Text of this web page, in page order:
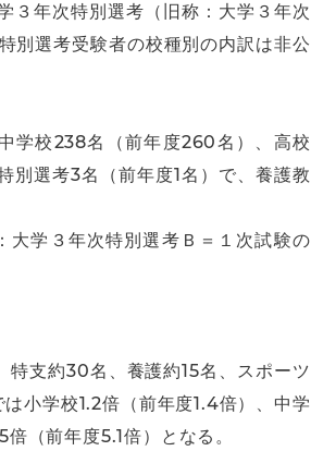
３年次特別選考（旧称：大学３年次
別選考受験者の校種別の内訳は非公
学校238名（前年度260名）、高校
選考3名（前年度1名）で、養護教
大学３年次特別選考Ｂ＝１次試験の
支約30名、養護約15名、スポーツ
小学校1.2倍（前年度1.4倍）、中学
（前年度5.1倍）となる。